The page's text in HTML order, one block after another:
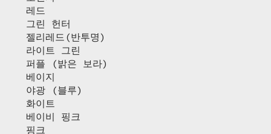
레드
그린 헌터
젤리레드(반투명)
라이트 그린
퍼플 (밝은 보라)
베이지
야광 (블루)
화이트
베이비 핑크
핑크